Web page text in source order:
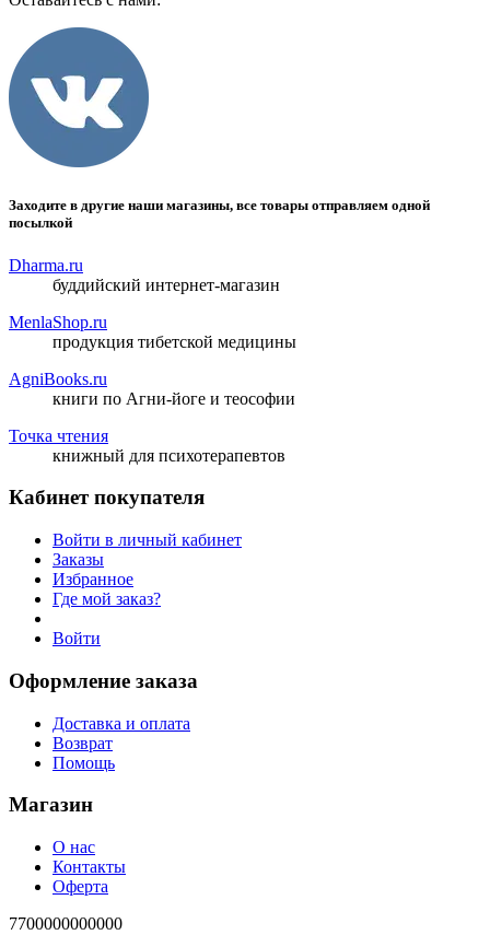
Заходите в другие наши магазины, все товары отправляем одной
посылкой
Dharma.ru
буддийский интернет-магазин
MenlaShop.ru
продукция тибетской медицины
AgniBooks.ru
книги по Агни-йоге и теософии
Точка чтения
книжный для психотерапевтов
Кабинет покупателя
Войти в личный кабинет
Заказы
Избранное
Где мой заказ?
Войти
Оформление заказа
Доставка и оплата
Возврат
Помощь
Магазин
О нас
Контакты
Оферта
7700000000000